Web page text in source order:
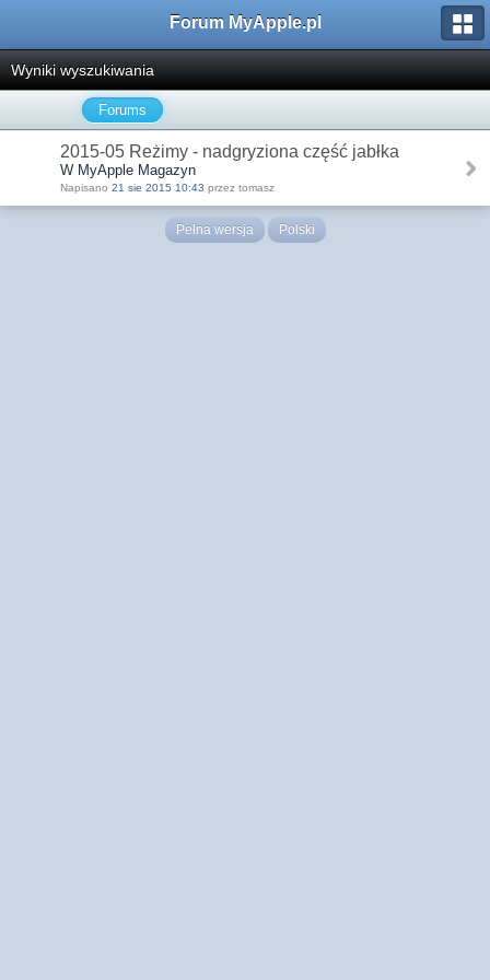
Forum MyApple.pl
Wyniki wyszukiwania
Forums
2015-05 Reżimy - nadgryziona część jabłka
W MyApple Magazyn
Napisano 21 sie 2015 10:43 przez tomasz
Pełna wersja Polski